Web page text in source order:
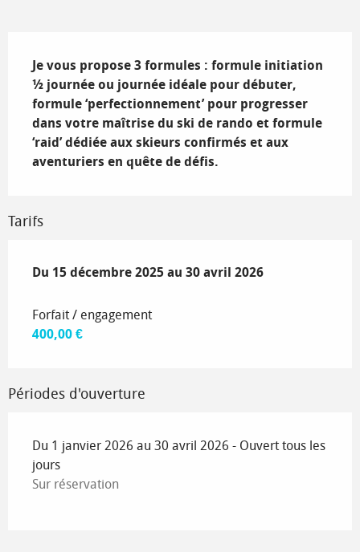
Je vous propose 3 formules : formule initiation
½ journée ou journée idéale pour débuter,
formule ‘perfectionnement’ pour progresser
dans votre maîtrise du ski de rando et formule
‘raid’ dédiée aux skieurs confirmés et aux
aventuriers en quête de défis.
Tarifs
Du 15 décembre 2025 au 30 avril 2026
Du 15 décembre 2025 au 30 avril 2026
Forfait / engagement
400,00 €
Périodes d'ouverture
Du 1 janvier 2026 au 30 avril 2026 - Ouvert tous les
jours
Sur réservation